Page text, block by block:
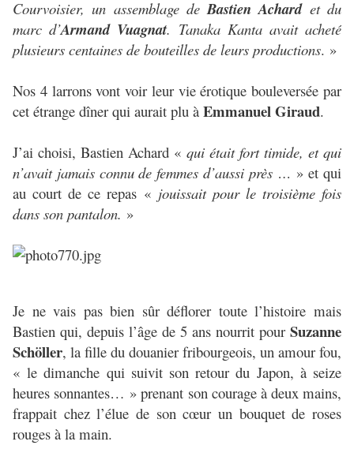
Courvoisier, un assemblage deBastien Achardet du
marc d’Armand Vuagnat. Tanaka Kanta avait acheté
plusieurs centaines de bouteilles de leurs productions. »
Nos 4 larrons vont voir leur vie érotique bouleversée par
cet étrange dîner qui aurait plu à Emmanuel Giraud.
J’ai choisi, Bastien Achard « qui était fort timide, et qui
n’avait jamais connu de femmes d’aussi près … » et qui
au court de ce repas « jouissait pour le troisième fois
dans son pantalon. »
Je ne vais pas bien sûr déflorer toute l’histoire mais
Bastien qui, depuis l’âge de 5 ans nourrit pour Suzanne
Schöller, la fille du douanier fribourgeois, un amour fou,
« le dimanche qui suivit son retour du Japon, à seize
heures sonnantes… » prenant son courage à deux mains,
frappait chez l’élue de son cœur un bouquet de roses
rouges à la main.